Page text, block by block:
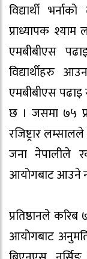
विद्यार्थी
प्राध्यापक श्याम
एमबीबीएस
विद्यार्थीहरु
एमबीबीएस पढाइ
छ । जसमा ७५
रजिष्ट्रार
जना नेपालीले
आयोगबाट आउने
प्रतिष्ठानले
आयोगबाट अनुमति